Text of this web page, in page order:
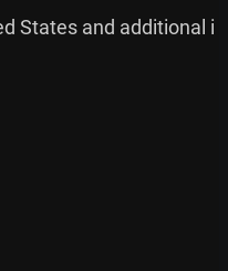
States and additional i